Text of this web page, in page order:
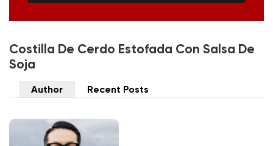
Costilla De Cerdo Estofada Con Salsa De
Soja
Author Recent Posts